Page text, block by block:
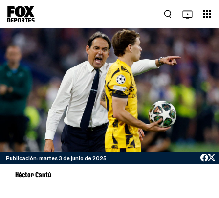
Publicación: martes 3 de junio de 2025
Héctor Cantú